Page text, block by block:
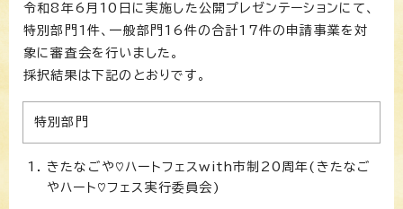
令和8年6月10日に実施した公開プレゼンテーションにて、
特別部門1件、一般部門16件の合計17件の申請事業を対
象に審査会を行いました。
採択結果は下記のとおりです。
特別部門
きたなごや♡ハートフェスwith市制20周年(きたなご
やハート♡フェス実行委員会)